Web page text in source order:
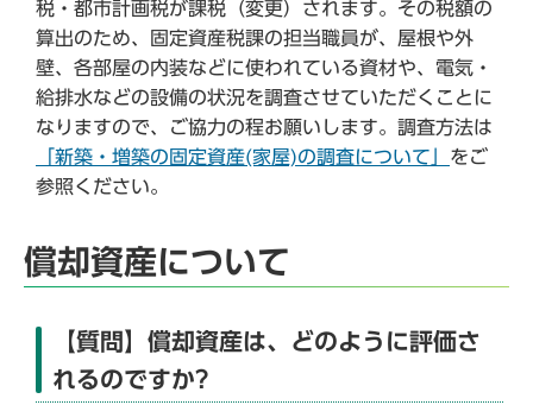
税・都市計画税が課税（変更）されます。その税額の
算出のため、固定資産税課の担当職員が、屋根や外
壁、各部屋の内装などに使われている資材や、電気・
給排水などの設備の状況を調査させていただくことに
なりますので、ご協力の程お願いします。調査方法は
「新築・増築の固定資産(家屋)の調査について」 をご
参照ください。
償却資産について
【質問】償却資産は、どのように評価さ
れるのですか?